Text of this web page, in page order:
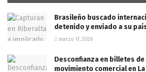
Brasileño buscado
detenido y enviado a su
marzo 17, 2026
Desconfianza en billetes
movimiento comercial en La